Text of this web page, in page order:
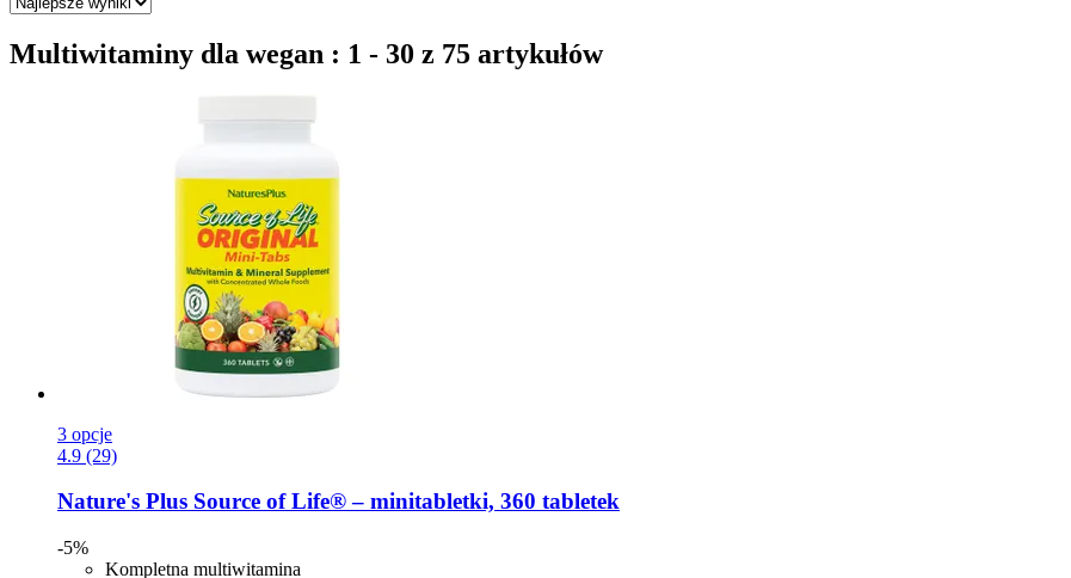
Multiwitaminy dla wegan : 1 - 30 z 75 artykułów
3 opcje
4.9 (29)
Nature's Plus Source of Life® – minitabletki, 360 tabletek
-5%
Kompletna multiwitamina